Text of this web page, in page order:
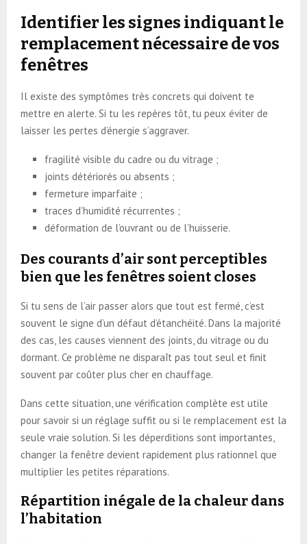
Identifier les signes indiquant le
remplacement nécessaire de vos
fenêtres
Il existe des symptômes très concrets qui doivent te
mettre en alerte. Si tu les repères tôt, tu peux éviter de
laisser les pertes d’énergie s’aggraver.
fragilité visible du cadre ou du vitrage ;
joints détériorés ou absents ;
fermeture imparfaite ;
traces d’humidité récurrentes ;
déformation de l’ouvrant ou de l’huisserie.
Des courants d’air sont perceptibles
bien que les fenêtres soient closes
Si tu sens de l’air passer alors que tout est fermé, c’est
souvent le signe d’un défaut d’étanchéité. Dans la majorité
des cas, les causes viennent des joints, du vitrage ou du
dormant. Ce problème ne disparaît pas tout seul et finit
souvent par coûter plus cher en chauffage.
Dans cette situation, une vérification complète est utile
pour savoir si un réglage suffit ou si le remplacement est la
seule vraie solution. Si les déperditions sont importantes,
changer la fenêtre devient rapidement plus rationnel que
multiplier les petites réparations.
Répartition inégale de la chaleur dans
l’habitation